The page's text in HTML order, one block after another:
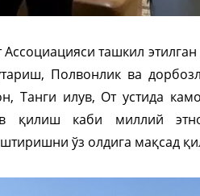
Ассоциацияси ташкил
Полвонлик ва
Танги илув, От устида
қилиш каби миллий
ўз олдига мақсад